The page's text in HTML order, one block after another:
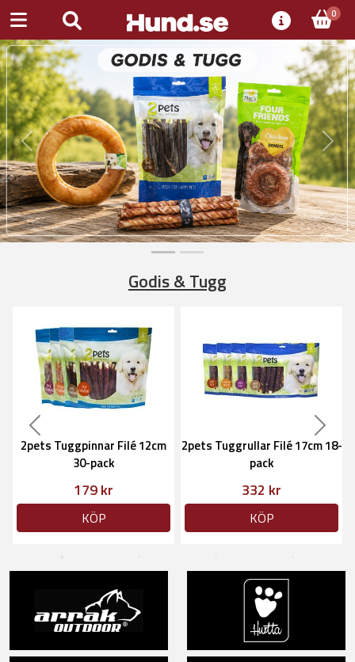
0
Previous Next
Godis & Tugg
2pets Tuggpinnar Filé 12cm
30-pack
179 kr
KÖP
2pets Tuggrullar Filé 17cm 18-
pack
332 kr
KÖP
Previous Next